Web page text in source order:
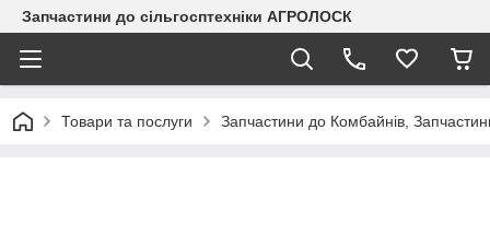
Запчастини до сільгосптехніки АГРОЛОСК
Товари та послуги Запчастини до Комбайнів,